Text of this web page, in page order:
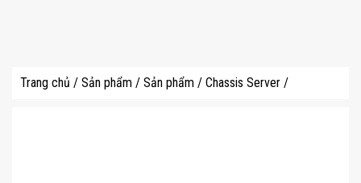
Trang chủ / Sản phẩm / Sản phẩm / Chassis Server /